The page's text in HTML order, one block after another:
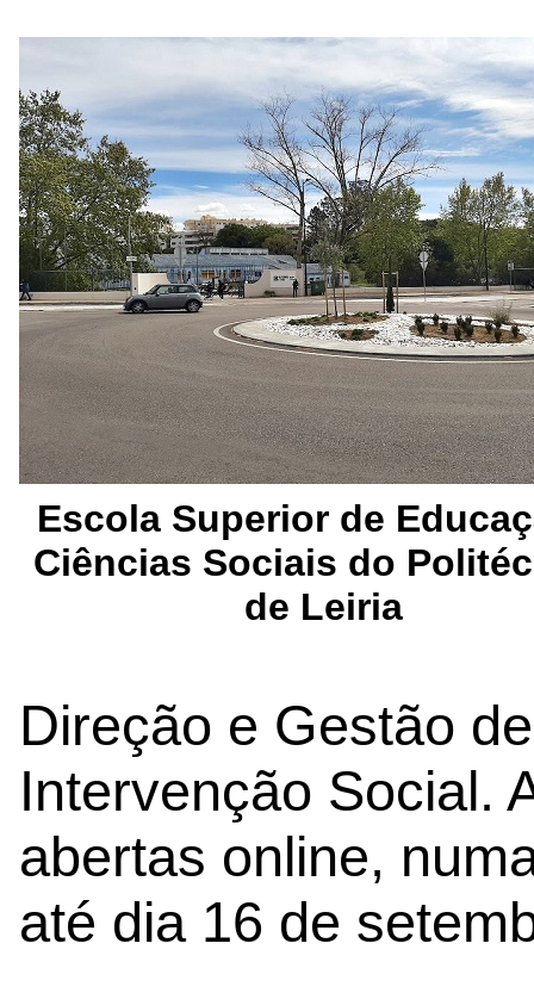
Escola Superior de
Ciências Sociais do
de Leiria
Direção e Gestão
Intervenção Social.
abertas online,
até dia 16 de